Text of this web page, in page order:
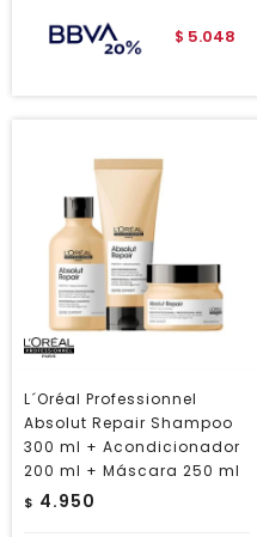
$ 5.048
L´Oréal Professionnel
Absolut Repair Shampoo
300 ml + Acondicionador
200 ml + Máscara 250 ml
$ 4.950